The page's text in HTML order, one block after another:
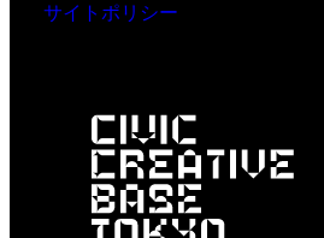
サイトポリシー